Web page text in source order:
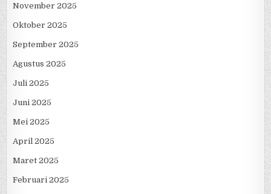
November 2025
Oktober 2025
September 2025
Agustus 2025
Juli 2025
Juni 2025
Mei 2025
April 2025
Maret 2025
Februari 2025